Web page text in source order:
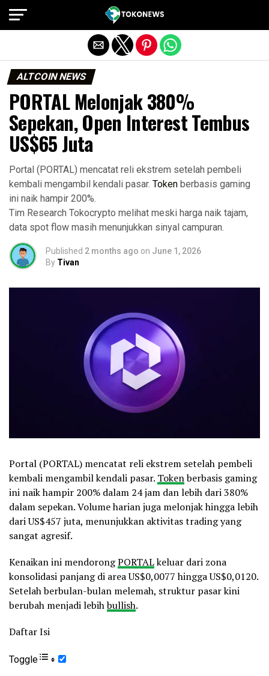
ALTCOIN NEWS
PORTAL Melonjak 380%
Sepekan, Open Interest Tembus
US$65 Juta
Portal (PORTAL) mencatat reli ekstrem setelah pembeli
kembali mengambil kendali pasar. Token berbasis gaming
ini naik hampir 200%.
Tim Research Tokocrypto melihat meski harga naik tajam,
data spot flow masih menunjukkan sinyal campuran.
Published 2 months ago on June 1, 2026
By Tivan
Portal (PORTAL) mencatat reli ekstrem setelah pembeli
kembali mengambil kendali pasar. Tokenberbasis gaming
ini naik hampir 200% dalam 24 jam dan lebih dari 380%
dalam sepekan. Volume harian juga melonjak hingga lebih
dari US$457 juta, menunjukkan aktivitas trading yang
sangat agresif.
Kenaikan ini mendorongPORTALkeluar dari zona
konsolidasi panjang di area US$0,0077 hingga US$0,0120.
Setelah berbulan-bulan melemah, struktur pasar kini
berubah menjadi lebihbullish.
Daftar Isi
Toggle
Exit mobile version